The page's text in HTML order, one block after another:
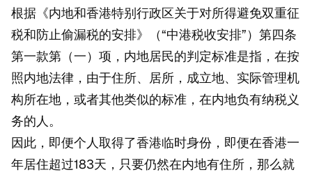
根据《内地和香港特别行政区关于对所得避免双重征
税和防止偷漏税的安排》（“中港税收安排”）第四条
第一款第（一）项，内地居民的判定标准是指，在按
照内地法律，由于住所、居所，成立地、实际管理机
构所在地，或者其他类似的标准，在内地负有纳税义
务的人。
因此，即便个人取得了香港临时身份，即便在香港一
年居住超过183天，只要仍然在内地有住所，那么就